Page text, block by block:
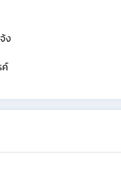
ง
ค์